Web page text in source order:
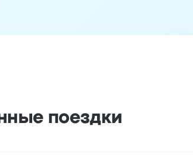
поездки